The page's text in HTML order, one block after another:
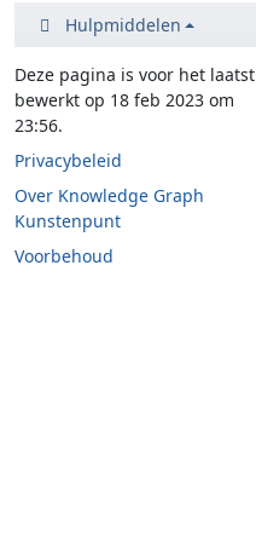
Hulpmiddelen
Deze pagina is voor het laatst
bewerkt op 18 feb 2023 om
23:56.
Privacybeleid
Over Knowledge Graph
Kunstenpunt
Voorbehoud